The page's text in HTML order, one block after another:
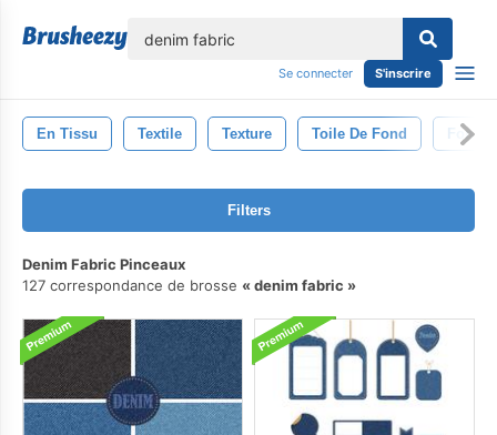
Se connecter S'inscrire
En Tissu Textile Texture Toile De Fond Fond
Filters
Denim Fabric Pinceaux
127 correspondance de brosse
denim fabric